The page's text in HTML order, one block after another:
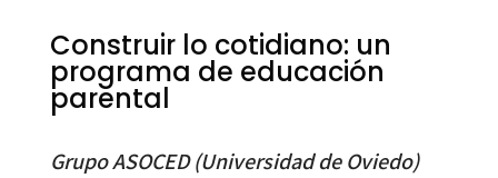
Construir lo cotidiano: un
programa de educación
parental
Grupo ASOCED (Universidad de Oviedo)